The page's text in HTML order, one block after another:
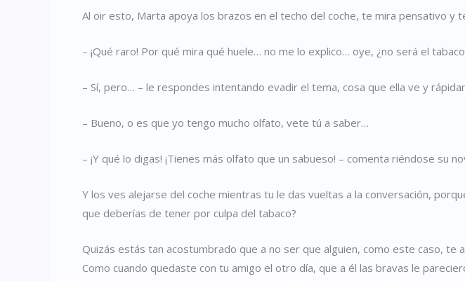
Al oir esto, Marta apoya los brazos en el techo del coche, te mira pensativo y
– ¡Qué raro! Por qué mira qué huele… no me lo explico… oye, ¿no será el
– Sí, pero… – le respondes intentando evadir el tema, cosa que ella ve y
– Bueno, o es que yo tengo mucho olfato, vete tú a saber…
– ¡Y qué lo digas! ¡Tienes más olfato que un sabueso! – comenta riéndose su
Y los ves alejarse del coche mientras tu le das vueltas a la conversación,
que deberías de tener por culpa del tabaco?
Quizás estás tan acostumbrado que a no ser que alguien, como este caso,
Como cuando quedaste con tu amigo el otro día, que a él las bravas le